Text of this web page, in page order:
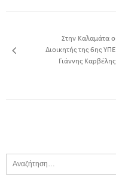
Στην Καλαμάτα ο
Διοικητής της 6ης ΥΠΕ
Γιάννης Καρβέλης